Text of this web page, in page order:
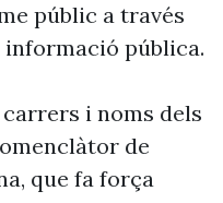
públic a través
informació pública.
i noms dels
de
que fa força